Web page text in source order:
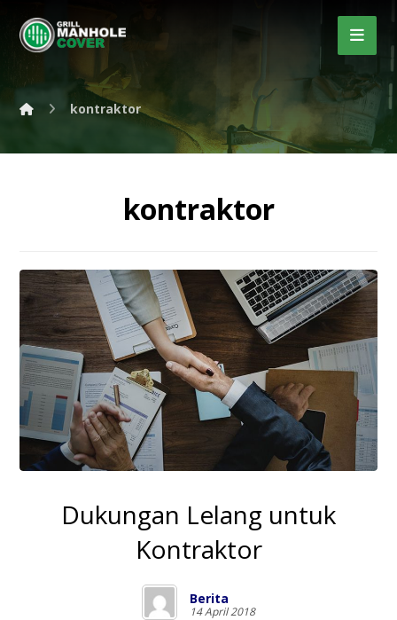
kontraktor
kontraktor
Dukungan Lelang untuk
Kontraktor
Berita
14 April 2018